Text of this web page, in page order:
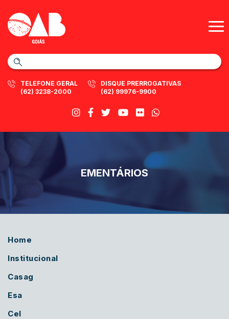
TELEFONE GERAL
(62) 3238-2000
DISQUE PRERROGATIVAS
(62) 99976-9900
EMENTÁRIOS
Home
Institucional
Casag
Esa
Cel